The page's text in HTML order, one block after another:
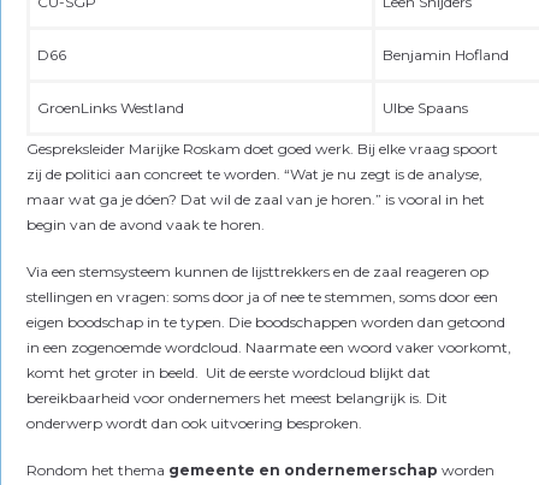
D66 Benjamin Hofland
GroenLinks Westland Ulbe Spaans
Gespreksleider Marijke Roskam doet goed werk. Bij elke vraag spoort
zij de politici aan concreet te worden. “Wat je nu zegt is de analyse,
maar wat ga je dóen? Dat wil de zaal van je horen.” is vooral in het
begin van de avond vaak te horen.
Via een stemsysteem kunnen de lijsttrekkers en de zaal reageren op
stellingen en vragen: soms door ja of nee te stemmen, soms door een
eigen boodschap in te typen. Die boodschappen worden dan getoond
in een zogenoemde wordcloud. Naarmate een woord vaker voorkomt,
komt het groter in beeld. Uit de eerste wordcloud blijkt dat
bereikbaarheid voor ondernemers het meest belangrijk is. Dit
onderwerp wordt dan ook uitvoering besproken.
Rondom het thema gemeente en ondernemerschap worden